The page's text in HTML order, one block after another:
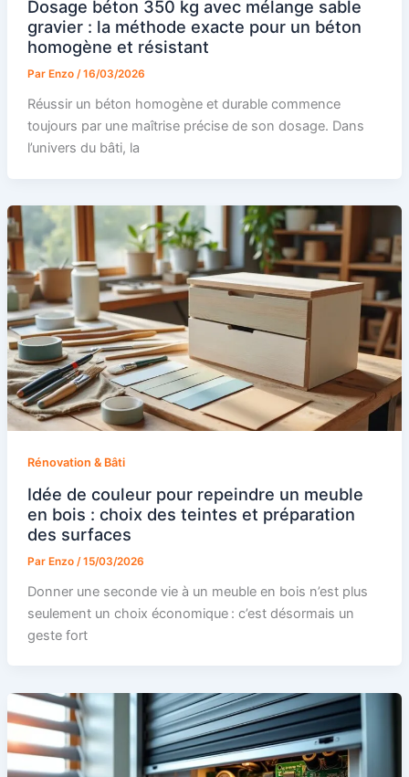
Dosage béton 350 kg avec mélange sable
gravier : la méthode exacte pour un béton
homogène et résistant
Par Enzo /16/03/2026
Réussir un béton homogène et durable commence
toujours par une maîtrise précise de son dosage. Dans
l’univers du bâti, la
Rénovation & Bâti
Idée de couleur pour repeindre un meuble
en bois : choix des teintes et préparation
des surfaces
Par Enzo /15/03/2026
Donner une seconde vie à un meuble en bois n’est plus
seulement un choix économique : c’est désormais un
geste fort